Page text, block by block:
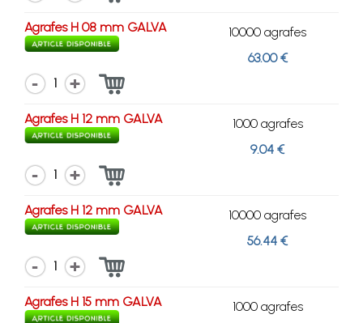
Agrafes H 08 mm GALVA
10000 agrafes
63.00 €
1
Agrafes H 12 mm GALVA
1000 agrafes
9.04 €
1
Agrafes H 12 mm GALVA
10000 agrafes
56.44 €
1
Agrafes H 15 mm GALVA
1000 agrafes